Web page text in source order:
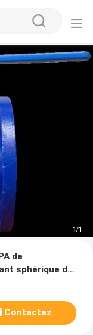
1/1
de
sphérique de
Contactez